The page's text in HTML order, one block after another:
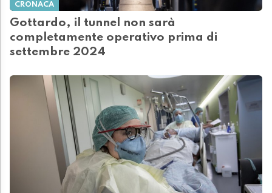
CRONACA
Gottardo, il tunnel non sarà
completamente operativo prima di
settembre 2024